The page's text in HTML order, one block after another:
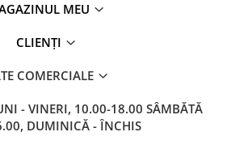
MEU
CLIENȚI
COMERCIALE
- VINERI, 10.00-18.00 SÂMBĂTĂ
DUMINICĂ - ÎNCHIS